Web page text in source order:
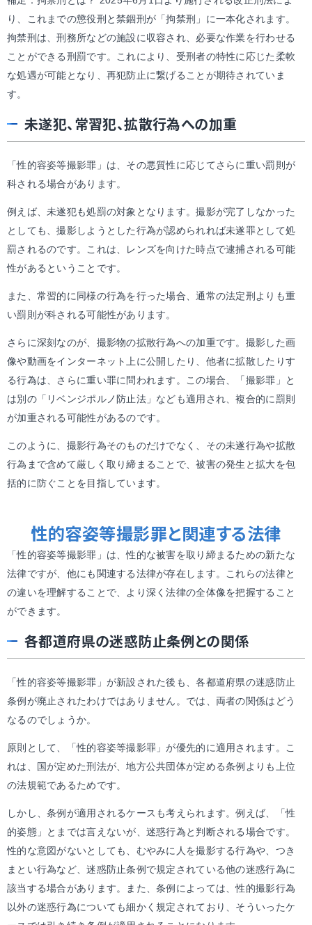
り、これまでの懲役刑と禁錮刑が「拘禁刑」に一本化されます。
拘禁刑は、刑務所などの施設に収容され、必要な作業を行わせる
ことができる刑罰です。これにより、受刑者の特性に応じた柔軟
な処遇が可能となり、再犯防止に繋げることが期待されていま
す。
未遂犯、常習犯、拡散行為への加重
「性的容姿等撮影罪」は、その悪質性に応じてさらに重い罰則が
科される場合があります。
例えば、未遂犯も処罰の対象となります。撮影が完了しなかった
としても、撮影しようとした行為が認められれば未遂罪として処
罰されるのです。これは、レンズを向けた時点で逮捕される可能
性があるということです。
また、常習的に同様の行為を行った場合、通常の法定刑よりも重
い罰則が科される可能性があります。
さらに深刻なのが、撮影物の拡散行為への加重です。撮影した画
像や動画をインターネット上に公開したり、他者に拡散したりす
る行為は、さらに重い罪に問われます。この場合、「撮影罪」と
は別の「リベンジポルノ防止法」なども適用され、複合的に罰則
が加重される可能性があるのです。
このように、撮影行為そのものだけでなく、その未遂行為や拡散
行為まで含めて厳しく取り締まることで、被害の発生と拡大を包
括的に防ぐことを目指しています。
性的容姿等撮影罪と関連する法律
「性的容姿等撮影罪」は、性的な被害を取り締まるための新たな
法律ですが、他にも関連する法律が存在します。これらの法律と
の違いを理解することで、より深く法律の全体像を把握すること
ができます。
各都道府県の迷惑防止条例との関係
「性的容姿等撮影罪」が新設された後も、各都道府県の迷惑防止
条例が廃止されたわけではありません。では、両者の関係はどう
なるのでしょうか。
原則として、「性的容姿等撮影罪」が優先的に適用されます。こ
れは、国が定めた刑法が、地方公共団体が定める条例よりも上位
の法規範であるためです。
しかし、条例が適用されるケースも考えられます。例えば、「性
的姿態」とまでは言えないが、迷惑行為と判断される場合です。
性的な意図がないとしても、むやみに人を撮影する行為や、つき
まとい行為など、迷惑防止条例で規定されている他の迷惑行為に
該当する場合があります。また、条例によっては、性的撮影行為
以外の迷惑行為についても細かく規定されており、そういったケ